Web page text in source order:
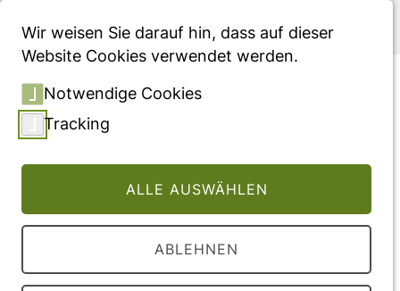
Menü
A Measurement Scale to
Assess Children's
Satisfaction with
Hospitalization in the
Andalusian Population
Vollversion des Beitrages
Wir weisen Sie darauf hin, dass auf dieser
Website Cookies verwendet werden.
Notwendige Cookies
Tracking
ALLE AUSWÄHLEN
ABLEHNEN